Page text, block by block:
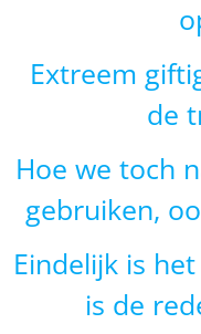
Extreem
de
Hoe we toch
gebruiken,
Eindelijk is
is de